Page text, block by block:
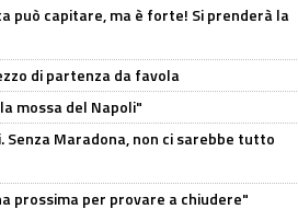
può capitare, ma è forte! Si prenderà la
di partenza da favola
mossa del Napoli"
Senza Maradona, non ci sarebbe tutto
prossima per provare a chiudere"